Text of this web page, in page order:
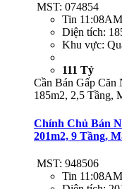
MST: 074854
Tin
Diện tích:
Khu vực:
111 Tỷ
Cần Bán Gấp
185m2, 2,5 Tầng,
Chính Chủ Bán
201m2, 9 Tầng,
MST: 948506
Tin